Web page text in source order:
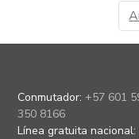
Conmutador: +57 601
350 8166
Línea gratuita nacional: